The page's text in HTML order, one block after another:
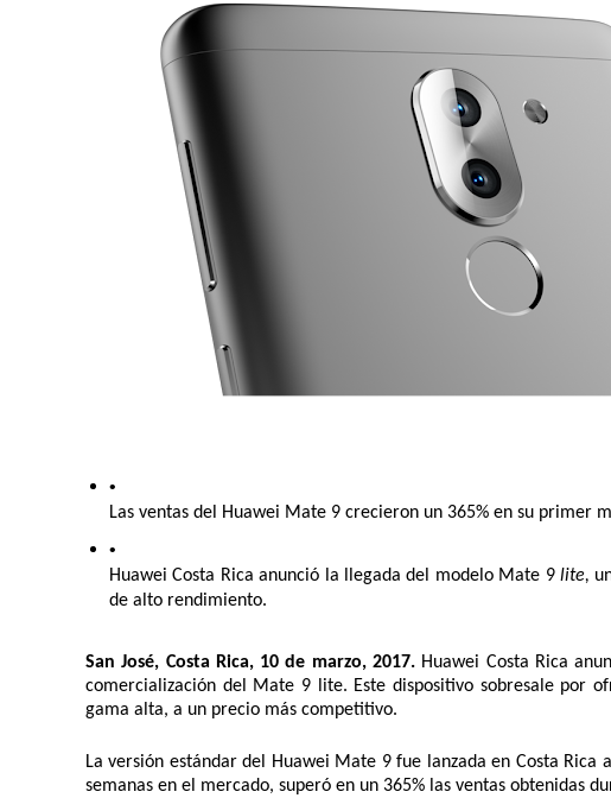
Las ventas del Huawei Mate 9 crecieron un 365% en su primer
Huawei Costa Rica anunció la llegada del modelo Mate 9 lite,
de alto rendimiento.
San José, Costa Rica, 10 de marzo, 2017. Huawei Costa Rica
comercialización del Mate 9 lite. Este dispositivo sobresale por
gama alta, a un precio más competitivo.
La versión estándar del Huawei Mate 9 fue lanzada en Costa
semanas en el mercado, superó en un 365% las ventas obtenidas